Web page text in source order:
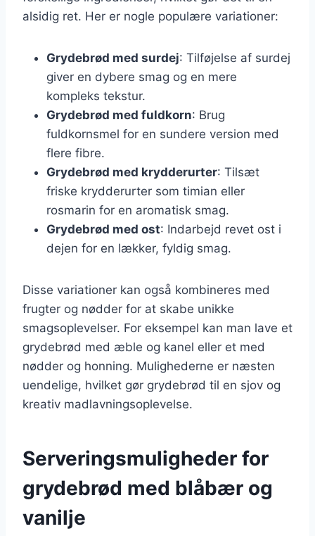
alsidig ret. Her er nogle populære variationer:
Grydebrød med surdej: Tilføjelse af surdej
giver en dybere smag og en mere
kompleks tekstur.
Grydebrød med fuldkorn: Brug
fuldkornsmel for en sundere version med
flere fibre.
Grydebrød med krydderurter: Tilsæt
friske krydderurter som timian eller
rosmarin for en aromatisk smag.
Grydebrød med ost: Indarbejd revet ost i
dejen for en lækker, fyldig smag.
Disse variationer kan også kombineres med
frugter og nødder for at skabe unikke
smagsoplevelser. For eksempel kan man lave et
grydebrød med æble og kanel eller et med
nødder og honning. Mulighederne er næsten
uendelige, hvilket gør grydebrød til en sjov og
kreativ madlavningsoplevelse.
Serveringsmuligheder for
grydebrød med blåbær og
vanilje